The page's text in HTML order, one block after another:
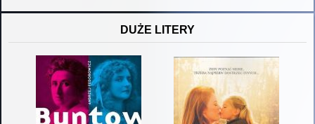
DUŻE LITERY